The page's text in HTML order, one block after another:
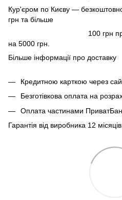
Кур'єром по Києву —
грн та більше
100 грн при
на 5000 грн.
Більше інформації про доставку
Кредитною карткою через
Безготівкова оплата на
Оплата частинами
Гарантія від виробника 12 місяців.